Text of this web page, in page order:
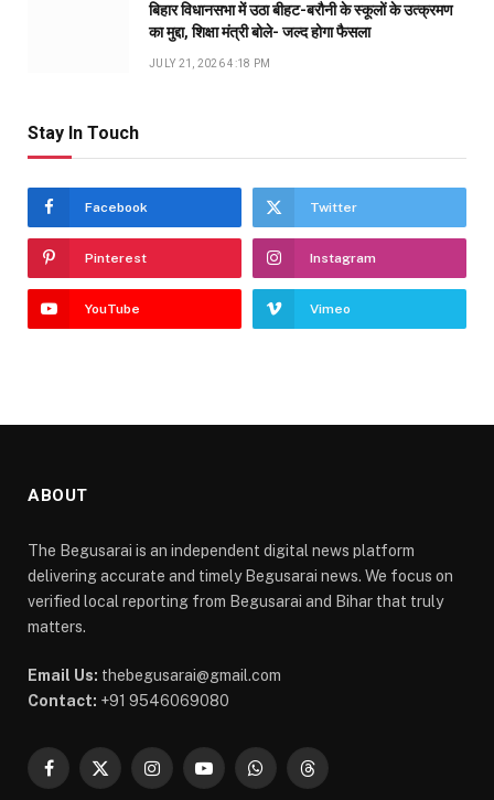
बिहार विधानसभा में उठा बीहट-बरौनी के स्कूलों के उत्क्रमण
का मुद्दा, शिक्षा मंत्री बोले- जल्द होगा फैसला
JULY 21, 2026 4:18 PM
Stay In Touch
Facebook Twitter
Pinterest Instagram
YouTube Vimeo
ABOUT
The Begusarai is an independent digital news platform
delivering accurate and timely Begusarai news. We focus on
verified local reporting from Begusarai and Bihar that truly
matters.
Email Us: thebegusarai@gmail.com
Contact: +91 9546069080
Facebook
X
InstagramYouTubeWhatsAppThreads